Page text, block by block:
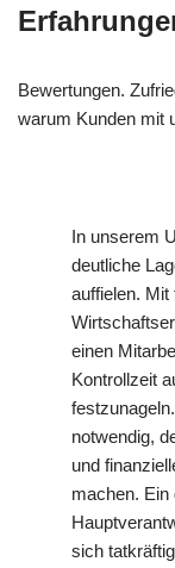
Bewertungen.
warum Kunden mit
In unserem
deutliche
auffielen. Mit
einen
Kontrollzeit
notwendig,
und
machen. Ein
sich